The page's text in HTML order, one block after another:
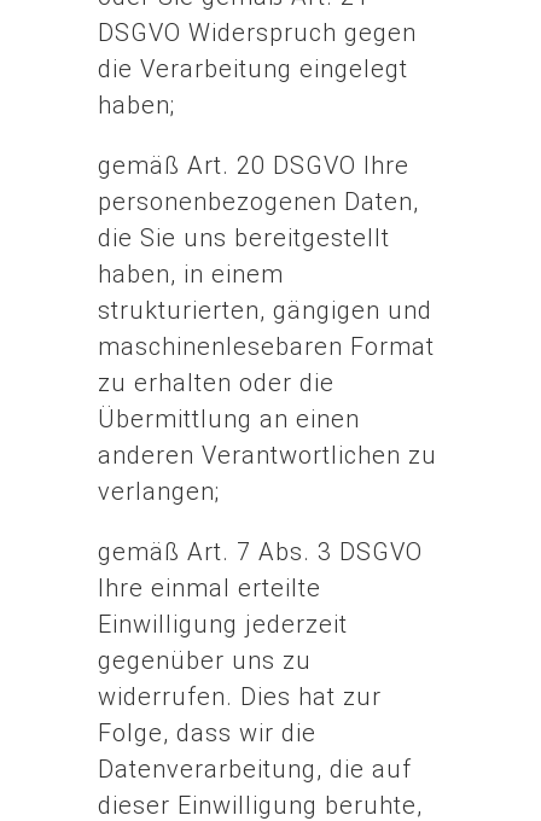
DSGVO Widerspruch gegen
die Verarbeitung eingelegt
haben;
gemäß Art. 20 DSGVO Ihre
personenbezogenen Daten,
die Sie uns bereitgestellt
haben, in einem
strukturierten, gängigen und
maschinenlesebaren Format
zu erhalten oder die
Übermittlung an einen
anderen Verantwortlichen zu
verlangen;
gemäß Art. 7 Abs. 3 DSGVO
Ihre einmal erteilte
Einwilligung jederzeit
gegenüber uns zu
widerrufen. Dies hat zur
Folge, dass wir die
Datenverarbeitung, die auf
dieser Einwilligung beruhte,